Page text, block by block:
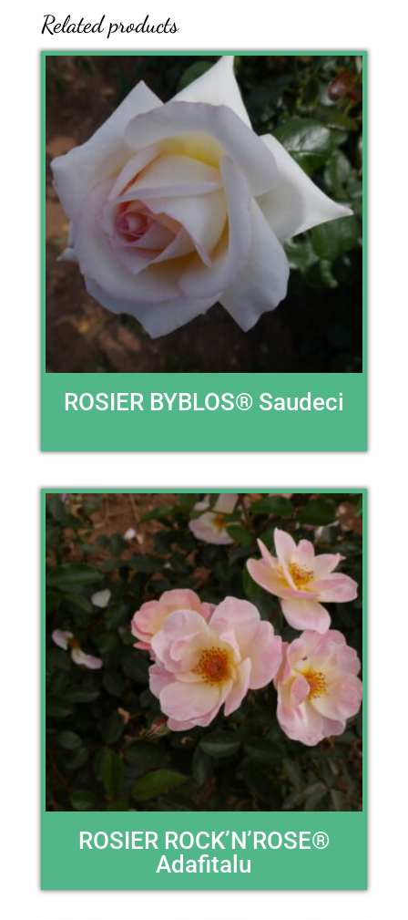
Related products
ROSIER BYBLOS® Saudeci
ROSIER ROCK’N’ROSE®
Adafitalu